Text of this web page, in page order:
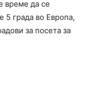
време да се
5 града во Европа,
за посета за